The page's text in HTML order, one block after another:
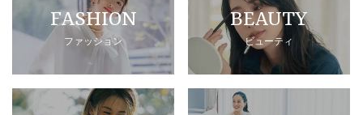
FASHION
ファッション
BEAUTY
ビューティ